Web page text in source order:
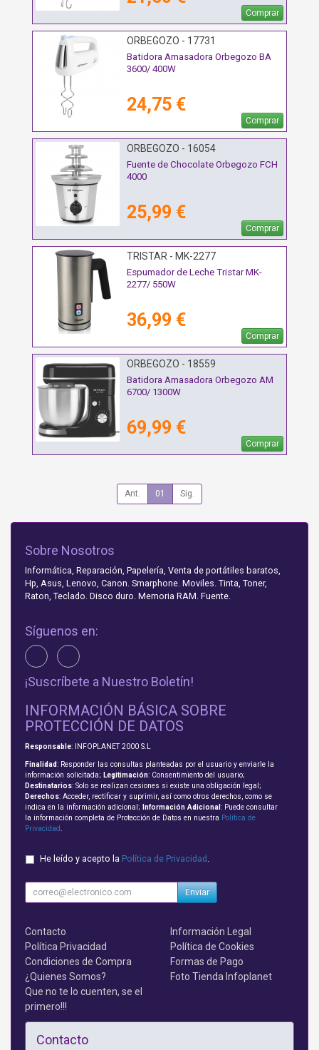
Comprar
ORBEGOZO - 17731
Batidora Amasadora Orbegozo BA
3600/ 400W
24,75 €
Comprar
ORBEGOZO - 16054
Fuente de Chocolate Orbegozo FCH
4000
25,99 €
Comprar
TRISTAR - MK-2277
Espumador de Leche Tristar MK-
2277/ 550W
36,99 €
Comprar
ORBEGOZO - 18559
Batidora Amasadora Orbegozo AM
6700/ 1300W
69,99 €
Comprar
Ant. 01 Sig.
Sobre Nosotros
Informática, Reparación, Papelería, Venta de portátiles baratos,
Hp, Asus, Lenovo, Canon. Smarphone. Moviles. Tinta, Toner,
Raton, Teclado. Disco duro. Memoria RAM. Fuente.
Síguenos en:
¡Suscríbete a Nuestro Boletín!
INFORMACIÓN BÁSICA SOBRE
PROTECCIÓN DE DATOS
Responsable: INFOPLANET 2000 S.L
Finalidad: Responder las consultas planteadas por el usuario y enviarle la
información solicitada; Legitimación: Consentimiento del usuario;
Destinatarios: Solo se realizan cesiones si existe una obligación legal;
Derechos: Acceder, rectificar y suprimir, así como otros derechos, como se
indica en la información adicional;
Información Adicional : Puede consultar
la información completa de Protección de Datos en nuestra Política de
Privacidad.
He leído y acepto la Política de Privacidad .
Enviar
Contacto
Información Legal
Política Privacidad
Política de Cookies
Condiciones de Compra
Formas de Pago
¿Quienes Somos?
Foto Tienda Infoplanet
Que no te lo cuenten, se el
primero!!!
Contacto